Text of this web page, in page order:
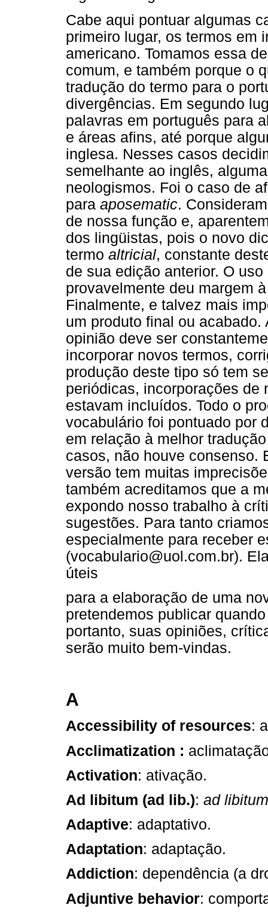
Cabe aqui pontuar algumas
primeiro lugar, os termos em
americano. Tomamos essa
comum, e também porque o
tradução do termo para o
divergências. Em segundo
palavras em português para
e áreas afins, até porque
inglesa. Nesses casos
semelhante ao inglês,
neologismos. Foi o caso de
para aposematic.
de nossa função e,
dos lingüistas, pois o novo
termo altricial, constante
de sua edição anterior. O
provavelmente deu margem
Finalmente, e talvez mais
um produto final ou
opinião deve ser
incorporar novos termos,
produção deste tipo só tem
periódicas, incorporações de
estavam incluídos. Todo o
vocabulário foi pontuado por
em relação à melhor
casos, não houve consenso.
versão tem muitas
também acreditamos que a
expondo nosso trabalho à
sugestões. Para tanto
especialmente para receber
(vocabulario@uol.com.br).
úteis
para a elaboração de uma
pretendemos publicar
portanto, suas opiniões,
serão muito bem-vindas.
A
Accessibility of resources:
Acclimatization :
Activation: ativação.
Ad libitum (ad lib.): ad libitum
Adaptive: adaptativo.
Adaptation: adaptação.
Addiction: dependência (a
Adjuntive behavior: